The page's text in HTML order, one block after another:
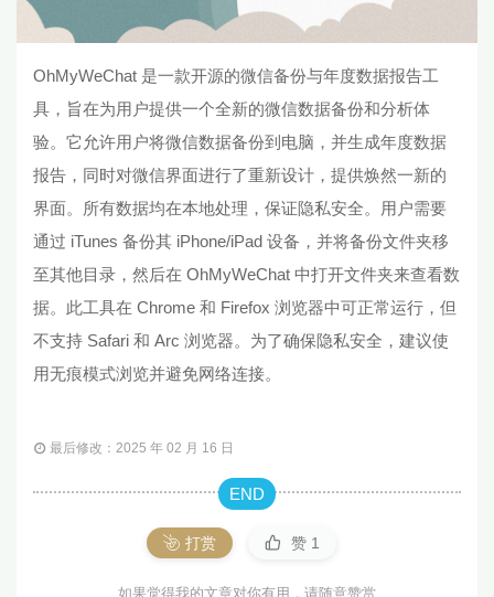
OhMyWeChat 是一款开源的微信备份与年度数据报告工
具，旨在为用户提供一个全新的微信数据备份和分析体
验。它允许用户将微信数据备份到电脑，并生成年度数据
报告，同时对微信界面进行了重新设计，提供焕然一新的
界面。所有数据均在本地处理，保证隐私安全。用户需要
通过 iTunes 备份其 iPhone/iPad 设备，并将备份文件夹移
至其他目录，然后在 OhMyWeChat 中打开文件夹来查看数
据。此工具在 Chrome 和 Firefox 浏览器中可正常运行，但
不支持 Safari 和 Arc 浏览器。为了确保隐私安全，建议使
用无痕模式浏览并避免网络连接。
最后修改：2025 年 02 月 16 日
END
打赏 赞 1
如果觉得我的文章对你有用，请随意赞赏